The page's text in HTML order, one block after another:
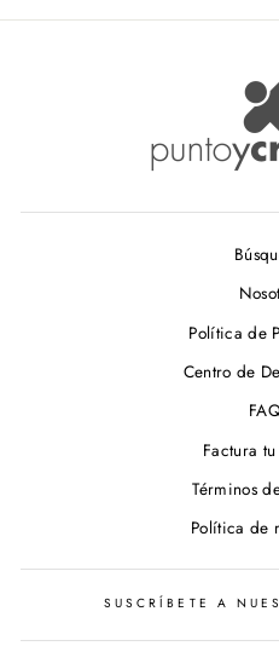
Política de
Centro de
Factura
Términos
Política de
SUSCRÍBETE A